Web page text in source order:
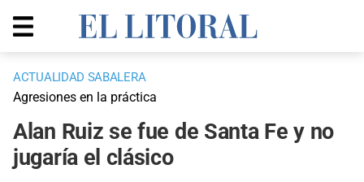
ACTUALIDAD SABALERA
Agresiones en la práctica
Alan Ruiz se fue de Santa Fe y no
jugaría el clásico